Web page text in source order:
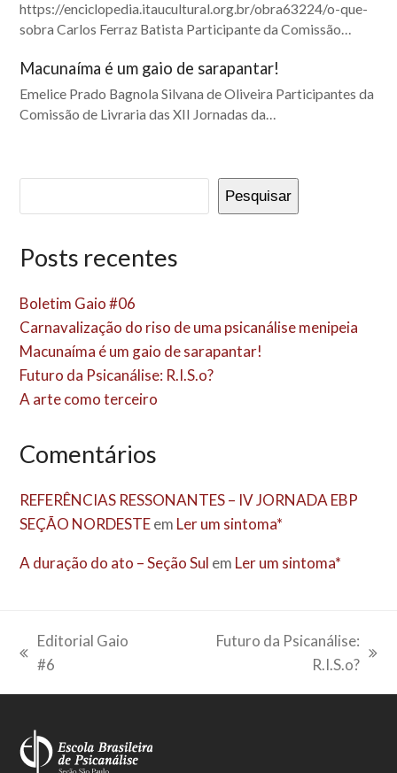
https://enciclopedia.itaucultural.org.br/obra63224/o-que-
sobra Carlos Ferraz Batista Participante da Comissão…
Macunaíma é um gaio de sarapantar!
Emelice Prado Bagnola Silvana de Oliveira Participantes da
Comissão de Livraria das XII Jornadas da…
Pesquisar
Posts recentes
Boletim Gaio #06
Carnavalização do riso de uma psicanálise menipeia
Macunaíma é um gaio de sarapantar!
Futuro da Psicanálise: R.I.S.o?
A arte como terceiro
Comentários
REFERÊNCIAS RESSONANTES – IV JORNADA EBP
SEÇÃO NORDESTEem Ler um sintoma*
A duração do ato – Seção Sul em Ler um sintoma*
previous
Editorial Gaio
#6
Futuro da Psicanálise:
R.I.S.o?